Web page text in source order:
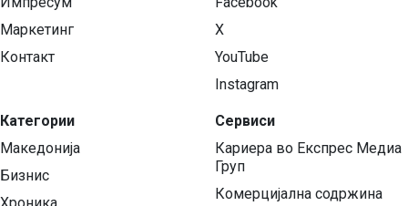
Маркетинг
Контакт
Категории
Македонија
Бизнис
X
YouTube
Instagram
Сервиси
Кариера во Експрес Медиа
Груп
Комерцијална содржина